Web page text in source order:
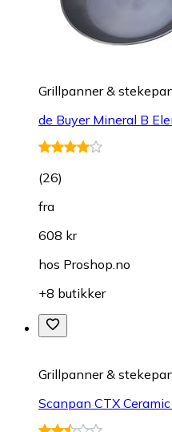
Grillpanner &
de Buyer Mineral B
(26)
fra
608 kr
hos Proshop.no
+8 butikker
Grillpanner &
Scanpan CTX